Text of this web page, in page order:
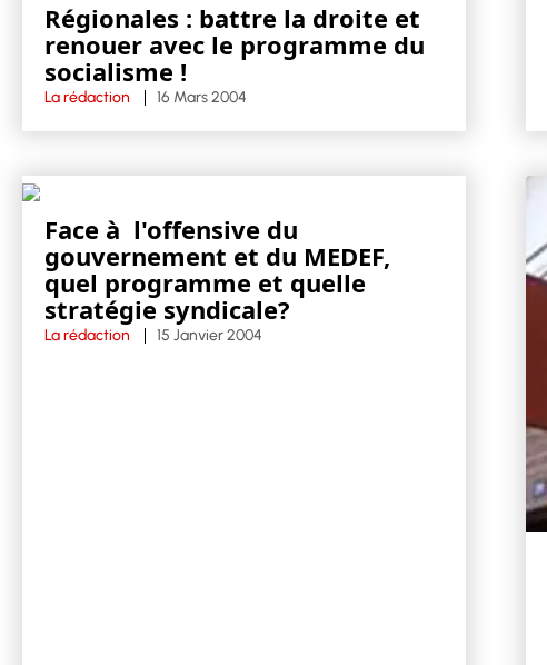
Régionales : battre la droite et
renouer avec le programme du
socialisme !
La rédaction 16 Mars 2004
Face à l'offensive du
gouvernement et du MEDEF,
quel programme et quelle
stratégie syndicale?
La rédaction 15 Janvier 2004